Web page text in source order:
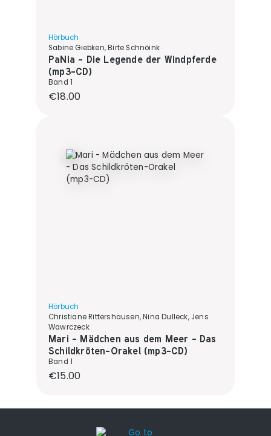
Hörbuch
Sabine Giebken, Birte Schnöink
PaNia - Die Legende der Windpferde
(mp3-CD)
Band 1
Regular price:
€18.00
Hörbuch
Christiane Rittershausen, Nina Dulleck, Jens
Wawrczeck
Mari - Mädchen aus dem Meer - Das
Schildkröten-Orakel (mp3-CD)
Band 1
Regular price:
€15.00